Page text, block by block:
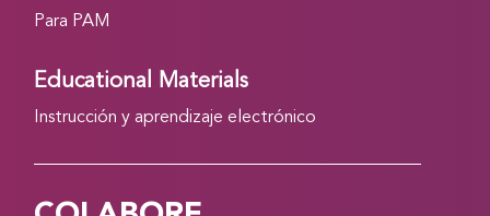
Para PAM
Educational Materials
Instrucción y aprendizaje electrónico